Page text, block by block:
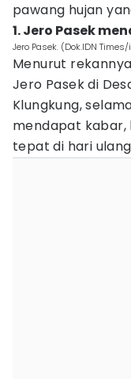
pawang hujan
1. Jero Pasek
Jero Pasek. (Dok.IDN
Menurut
Jero Pasek di
Klungkung,
mendapat kabar,
tepat di hari